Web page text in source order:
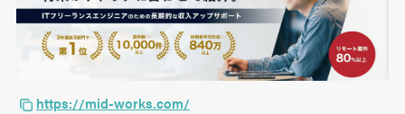
https://mid-works.com/